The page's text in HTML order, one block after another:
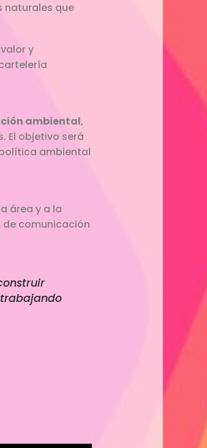
naturales que
y
ambiental,
El objetivo será
ambiental
área y a la
comunicación